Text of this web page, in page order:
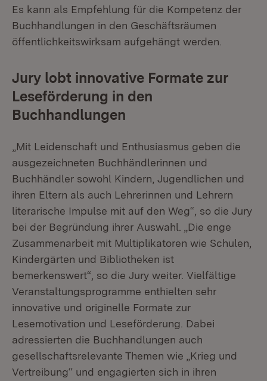
Es kann als Empfehlung für die Kompetenz der
Buchhandlungen in den Geschäftsräumen
öffentlichkeitswirksam aufgehängt werden.
Jury lobt innovative Formate zur
Leseförderung in den
Buchhandlungen
„Mit Leidenschaft und Enthusiasmus geben die
ausgezeichneten Buchhändlerinnen und
Buchhändler sowohl Kindern, Jugendlichen und
ihren Eltern als auch Lehrerinnen und Lehrern
literarische Impulse mit auf den Weg“, so die Jury
bei der Begründung ihrer Auswahl. „Die enge
Zusammenarbeit mit Multiplikatoren wie Schulen,
Kindergärten und Bibliotheken ist
bemerkenswert“, so die Jury weiter. Vielfältige
Veranstaltungsprogramme enthielten sehr
innovative und originelle Formate zur
Lesemotivation und Leseförderung. Dabei
adressierten die Buchhandlungen auch
gesellschaftsrelevante Themen wie „Krieg und
Vertreibung“ und engagierten sich in ihren